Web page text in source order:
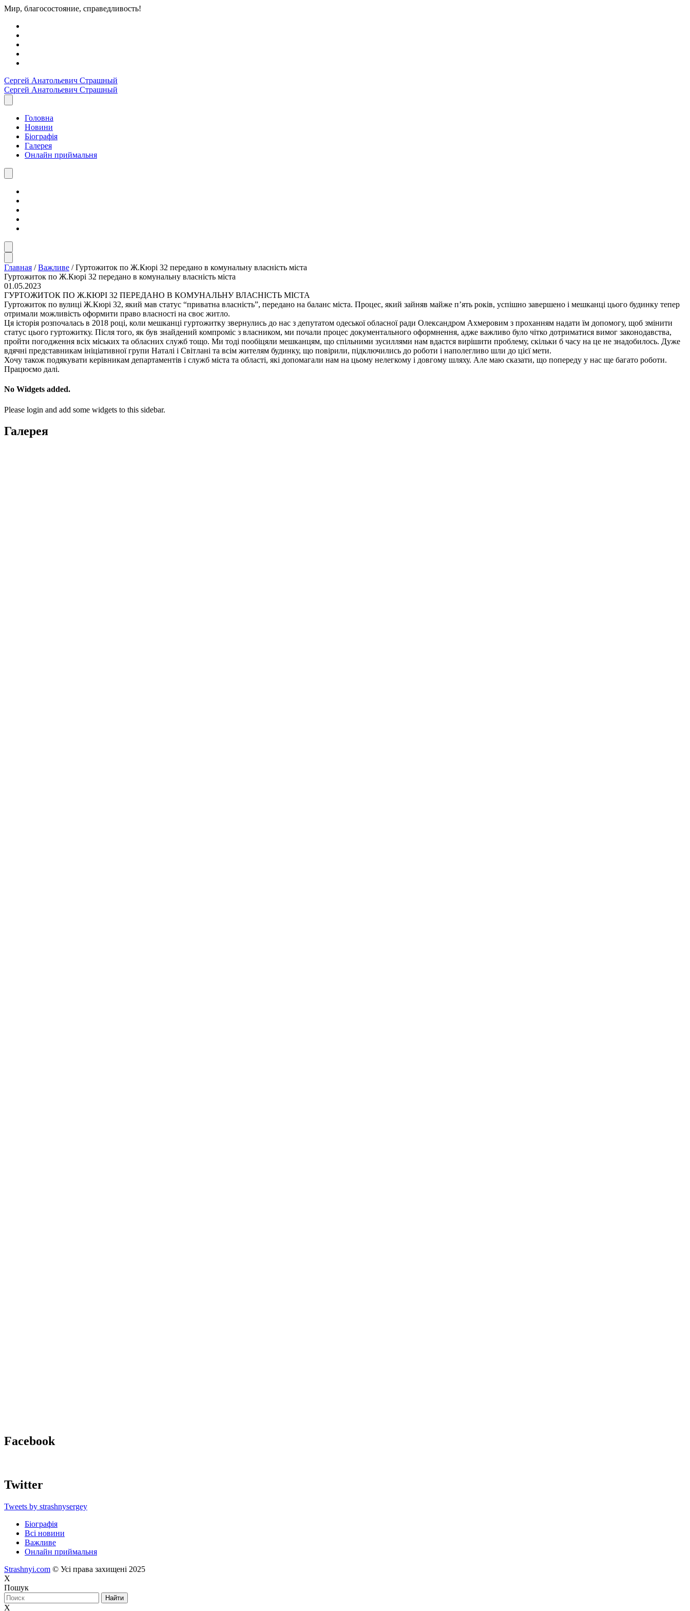
Мир, благосостояние, справедливость!
Сергей Анатольевич Страшный
Сергей Анатольевич Страшный
Головна
Новини
Біографія
Галерея
Онлайн приймальня
Главная / Важливе / Гуртожиток по Ж.Кюрі 32 передано в комунальну власність міста
Гуртожиток по Ж.Кюрі 32 передано в комунальну власність міста
01.05.2023
ГУРТОЖИТОК ПО Ж.КЮРІ 32 ПЕРЕДАНО В КОМУНАЛЬНУ ВЛАСНІСТЬ МІСТА
Гуртожиток по вулиці Ж.Кюрі 32, який мав статус “приватна власність”, передано на баланс міста. Процес, який зайняв майже п’ять років, успішно завершено і мешканці цього будинку тепер
отримали можливість оформити право власності на своє житло.
Ця історія розпочалась в 2018 році, коли мешканці гуртожитку звернулись до нас з депутатом одеської обласної ради Олександром Ахмеровим з проханням надати їм допомогу, щоб змінити
статус цього гуртожитку. Після того, як був знайдений компроміс з власником, ми почали процес документального оформнення, адже важливо було чітко дотриматися вимог законодавства,
пройти погодження всіх міських та обласних служб тощо. Ми тоді пообіцяли мешканцям, що спільними зусиллями нам вдастся вирішити проблему, скільки б часу на це не знадобилось. Дуже
вдячні представникам ініціативної групи Наталі і Світлані та всім жителям будинку, що повірили, підключились до роботи і наполегливо шли до цієї мети.
Хочу також подякувати керівникам департаментів і служб міста та області, які допомагали нам на цьому нелегкому і довгому шляху. Але маю сказати, що попереду у нас ще багато роботи.
Працюємо далі.
No Widgets added.
Please login and add some widgets to this sidebar.
Галерея
Facebook
Twitter
Tweets by strashnysergey
Біографія
Всі новини
Важливе
Онлайн приймальня
Strashnyi.com © Усі права захищені 2025
X
Пошук
X